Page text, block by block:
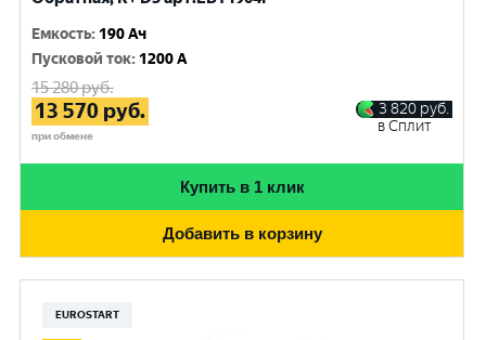
Емкость: 190 Ач
Пусковой ток: 1200 A
15 280руб.
13 570 руб.
при обмене
3 820 руб.
в Сплит
Купить в 1 клик
Добавить в корзину
EUROSTART